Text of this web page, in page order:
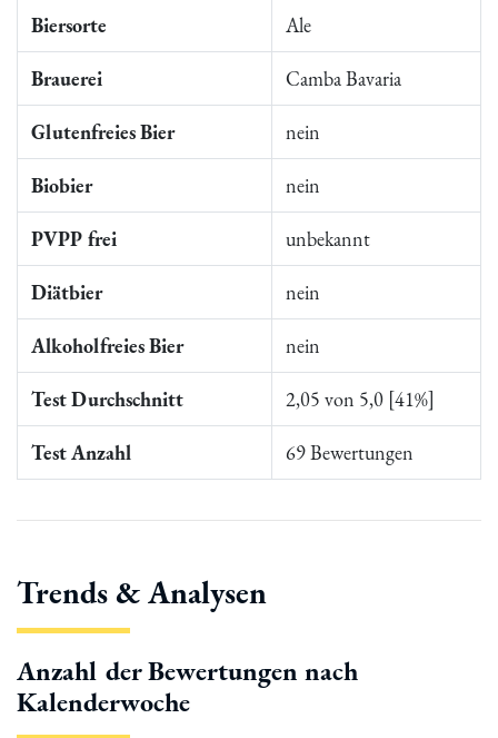
Biersorte Ale
Brauerei Camba Bavaria
Glutenfreies Bier nein
Biobier nein
PVPP frei unbekannt
Diätbier nein
Alkoholfreies Bier nein
Test Durchschnitt 2,05 von 5,0 [41%]
Test Anzahl 69 Bewertungen
Trends & Analysen
Anzahl der Bewertungen nach
Kalenderwoche